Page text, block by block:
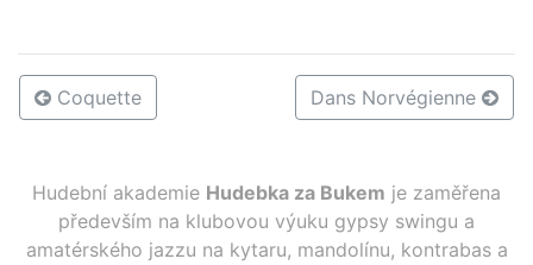
Coquette Dans Norvégienne
Hudební akademie Hudebka za Bukem je zaměřena
především na klubovou výuku gypsy swingu a
amatérského jazzu na kytaru, mandolínu, kontrabas a